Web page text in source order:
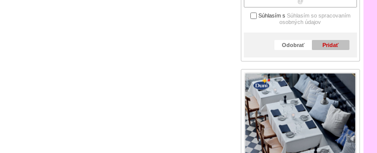
Súhlasím s Súhlasím so spracovaním
osobných údajov
Odobrať Pridať